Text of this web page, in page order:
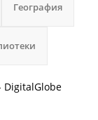
География
DigitalGlobe